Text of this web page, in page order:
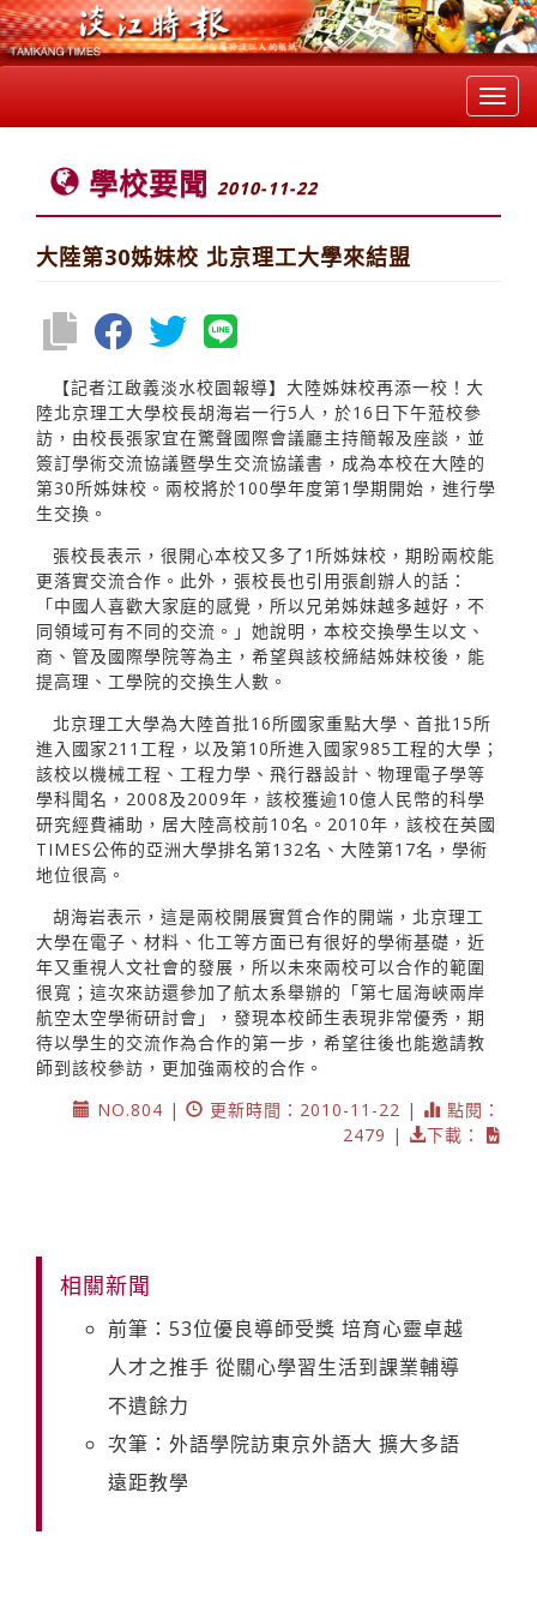
學校要聞 2010-11-22
大陸第30姊妹校 北京理工大學來結盟
【記者江啟義淡水校園報導】大陸姊妹校再添一校！大
陸北京理工大學校長胡海岩一行5人，於16日下午蒞校參
訪，由校長張家宜在驚聲國際會議廳主持簡報及座談，並
簽訂學術交流協議暨學生交流協議書，成為本校在大陸的
第30所姊妹校。兩校將於100學年度第1學期開始，進行學
生交換。
張校長表示，很開心本校又多了1所姊妹校，期盼兩校能
更落實交流合作。此外，張校長也引用張創辦人的話：
「中國人喜歡大家庭的感覺，所以兄弟姊妹越多越好，不
同領域可有不同的交流。」她說明，本校交換學生以文、
商、管及國際學院等為主，希望與該校締結姊妹校後，能
提高理、工學院的交換生人數。
北京理工大學為大陸首批16所國家重點大學、首批15所
進入國家211工程，以及第10所進入國家985工程的大學；
該校以機械工程、工程力學、飛行器設計、物理電子學等
學科聞名，2008及2009年，該校獲逾10億人民幣的科學
研究經費補助，居大陸高校前10名。2010年，該校在英國
TIMES公佈的亞洲大學排名第132名、大陸第17名，學術
地位很高。
胡海岩表示，這是兩校開展實質合作的開端，北京理工
大學在電子、材料、化工等方面已有很好的學術基礎，近
年又重視人文社會的發展，所以未來兩校可以合作的範圍
很寬；這次來訪還參加了航太系舉辦的「第七屆海峽兩岸
航空太空學術研討會」，發現本校師生表現非常優秀，期
待以學生的交流作為合作的第一步，希望往後也能邀請教
師到該校參訪，更加強兩校的合作。
NO.804 |
更新時間：2010-11-22 |
點閱：
2479 |
下載：
相關新聞
前筆：53位優良導師受獎 培育心靈卓越
人才之推手 從關心學習生活到課業輔導
不遺餘力
次筆：外語學院訪東京外語大 擴大多語
遠距教學